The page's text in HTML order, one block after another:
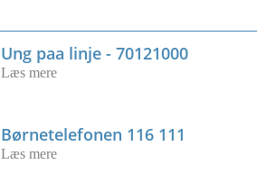
Ung paa linje - 70121000
Læs mere
Børnetelefonen 116 111
Læs mere